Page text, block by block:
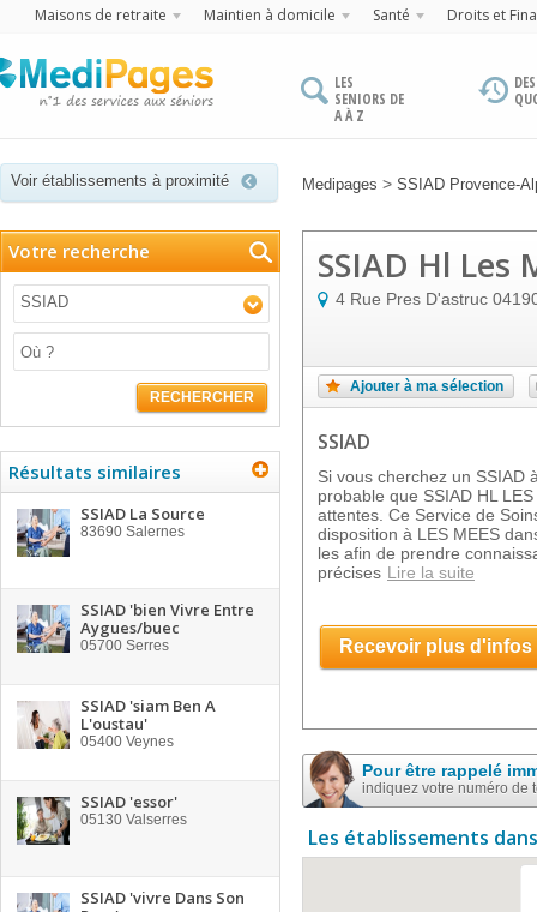
Maisons de retraite Maintien à domicile Santé Droits et
LES
SENIORS DE
A À Z
Voir établissements à proximité Medipages > SSIAD Provence-
Votre recherche
SSIAD
RECHERCHER
Résultats similaires
SSIAD La Source
83690 Salernes
SSIAD 'bien Vivre Entre
Aygues/buec
05700 Serres
SSIAD 'siam Ben A
L'oustau'
05400 Veynes
SSIAD 'essor'
05130 Valserres
SSIAD 'vivre Dans Son
SSIAD Hl Les
4 Rue Pres D'astruc
Ajouter à ma sélection
SSIAD
Si vous cherchez un SSIAD
probable que SSIAD HL
attentes. Ce Service de
disposition à LES MEES
les afin de prendre
précises Lire la suite
Recevoir plus d'infos
Pour être rappelé
indiquez votre numéro de
Les établissements